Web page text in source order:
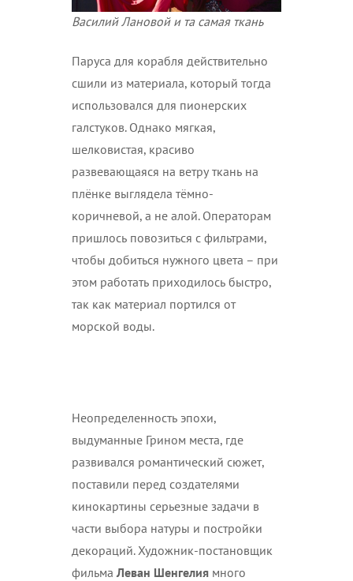
Василий Лановой и та самая ткань
Паруса для корабля действительно
сшили из материала, который тогда
использовался для пионерских
галстуков. Однако мягкая,
шелковистая, красиво
развевающаяся на ветру ткань на
плёнке выглядела тёмно-
коричневой, а не алой. Операторам
пришлось повозиться с фильтрами,
чтобы добиться нужного цвета – при
этом работать приходилось быстро,
так как материал портился от
морской воды.
Неопределенность эпохи,
выдуманные Грином места, где
развивался романтический сюжет,
поставили перед создателями
кинокартины серьезные задачи в
части выбора натуры и постройки
декораций. Художник-постановщик
фильма Леван Шенгелия много